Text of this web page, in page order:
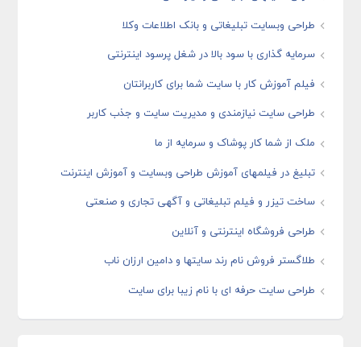
طراحی وبسایت تبلیغاتی و بانک اطلاعات وکلا
سرمایه گذاری با سود بالا در شغل پرسود اینترنتی
فیلم آموزش کار با سایت شما برای کاربرانتان
طراحی سایت نیازمندی و مدیریت سایت و جذب کاربر
ملک از شما کار پوشاک و سرمایه از ما
تبلیغ در فیلمهای آموزش طراحی وبسایت و آموزش اینترنت
ساخت تیزر و فیلم تبلیغاتی و آگهی تجاری و صنعتی
طراحی فروشگاه اینترنتی و آنلاین
طلاگستر فروش نام رند سایتها و دامین ارزان ناب
طراحی سایت حرفه ای با نام زیبا برای سایت